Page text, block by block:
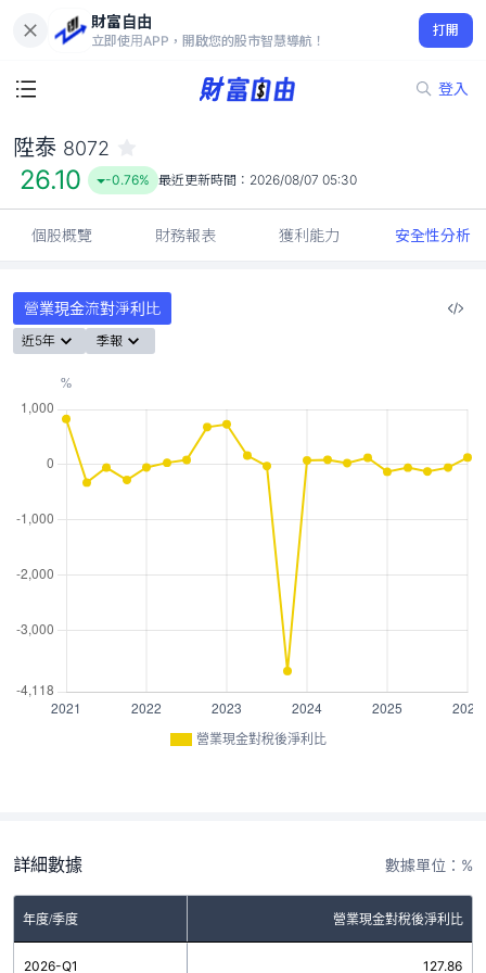
財富自由
立即使用APP，開啟您的股市智慧導航！
打開
登入
26.10
-0.76%
陞泰 8072
26.10 -0.76% 最近更新時間： 2026/08/07 05:30
個股概覽 財務報表 獲利能力 安全性分析
營業現金流對淨利比
近5年 季報
營業現金對稅後淨利比
詳細數據 數據單位：%
年度/季度 營業現金對稅後淨利比
2026-Q1 127.86